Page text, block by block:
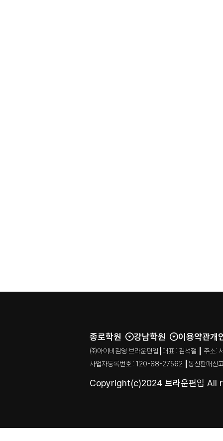
종로학원 강남학원 이용약관개
㈜아이비김영 브라운편입┃대표 : 김석철 ┃ 주
사업자등록번호 : 120-88-27562 ┃통신판매신
Copyright(c)2024 브라운편입